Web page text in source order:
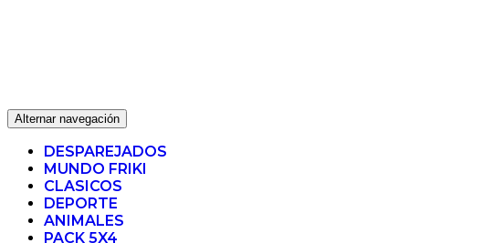
Alternar navegación
DESPAREJADOS
MUNDO FRIKI
CLASICOS
DEPORTE
ANIMALES
PACK 5X4